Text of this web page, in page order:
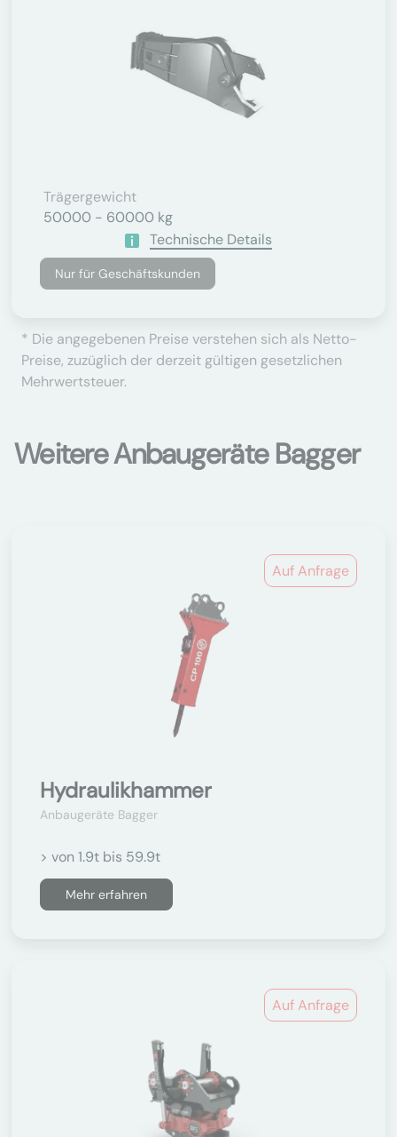
Trägergewicht
50000 - 60000 kg
Technische Details
Nur für Geschäftskunden
* Die angegebenen Preise verstehen sich als Netto-
Preise, zuzüglich der derzeit gültigen gesetzlichen
Mehrwertsteuer.
Weitere Anbaugeräte Bagger
Auf Anfrage
Hydraulikhammer
Anbaugeräte Bagger
> von 1.9t bis 59.9t
Mehr erfahren
Auf Anfrage